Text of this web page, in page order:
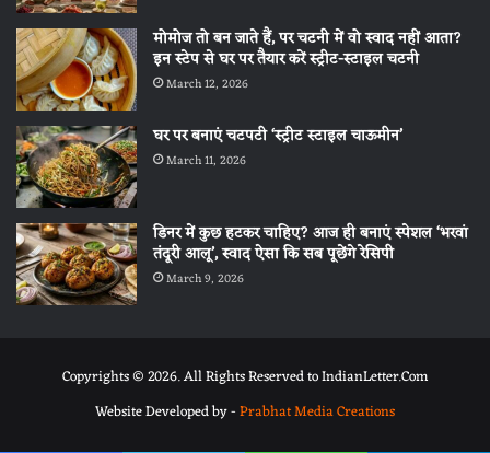
मोमोज तो बन जाते हैं, पर चटनी में वो स्वाद नहीं आता?
इन स्टेप से घर पर तैयार करें स्ट्रीट-स्टाइल चटनी
March 12, 2026
घर पर बनाएं चटपटी ‘स्ट्रीट स्टाइल चाऊमीन’
March 11, 2026
डिनर में कुछ हटकर चाहिए? आज ही बनाएं स्पेशल ‘भरवां
तंदूरी आलू’, स्वाद ऐसा कि सब पूछेंगे रेसिपी
March 9, 2026
Copyrights © 2026. All Rights Reserved to IndianLetter.Com
Website Developed by -Prabhat Media Creations